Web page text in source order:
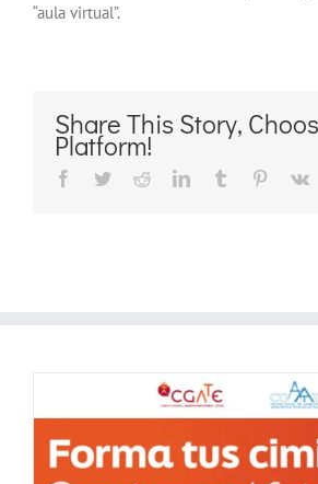
“aula virtual”.
Share This Story,
Platform!
Facebook
TwitterRedditLinkedInTumblr Pinterest